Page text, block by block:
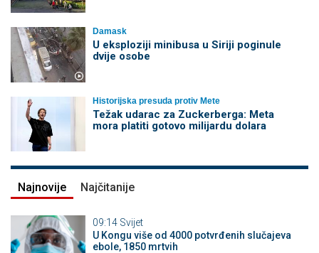
Damask
U eksploziji minibusa u Siriji poginule
dvije osobe
Historijska presuda protiv Mete
Težak udarac za Zuckerberga: Meta
mora platiti gotovo milijardu dolara
Najnovije Najčitanije
09:14 Svijet
U Kongu više od 4000 potvrđenih slučajeva
ebole, 1850 mrtvih